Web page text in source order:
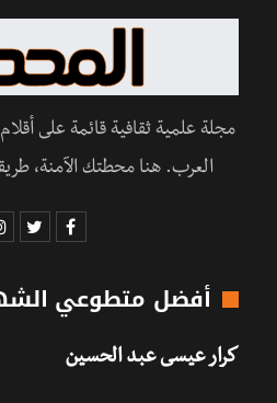
مجلة علمية ثقافية قائمة على
العرب. هنا محطتك الآمنة،
أفضل متطوعي
كرار عيسى عبد الحسين